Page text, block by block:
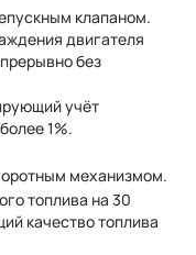
клапаном.
двигателя
без
учёт
1%.
механизмом.
топлива на 30
качество топлива